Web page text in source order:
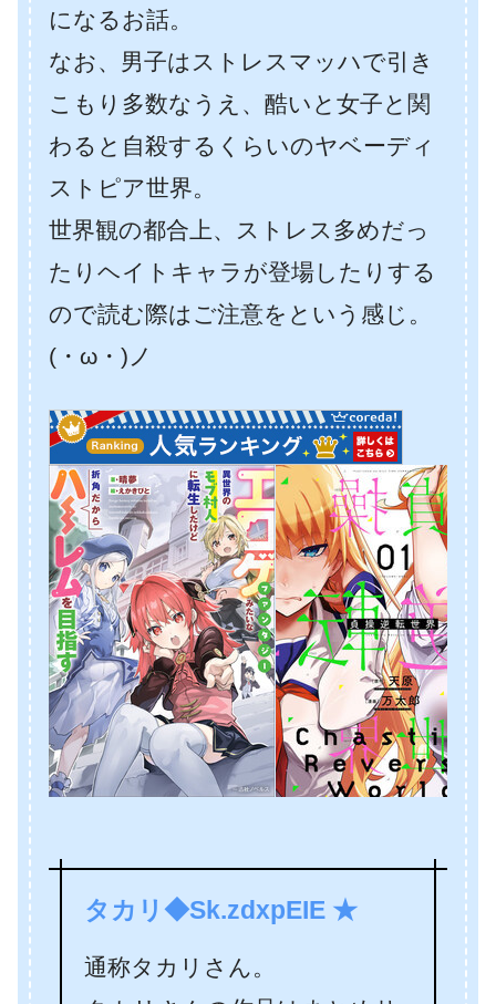
になるお話。
なお、男子はストレスマッハで引き
こもり多数なうえ、酷いと女子と関
わると自殺するくらいのヤベーディ
ストピア世界。
世界観の都合上、ストレス多めだっ
たりヘイトキャラが登場したりする
ので読む際はご注意をという感じ。
(・ω・)ノ
タカリ◆Sk.zdxpEIE ★
通称タカリさん。